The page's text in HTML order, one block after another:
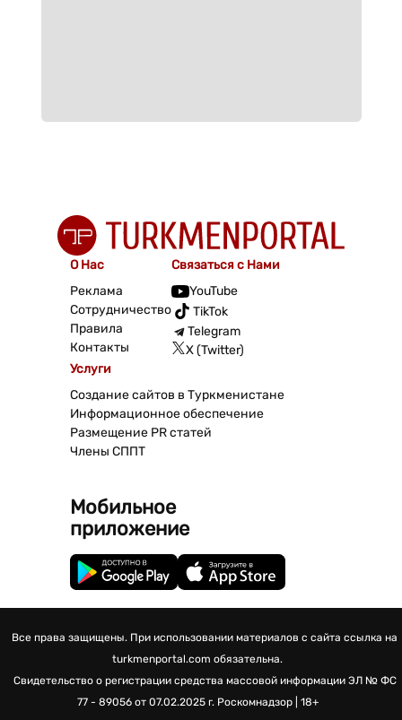
О Нас
Реклама
Сотрудничество
Правила
Контакты
Связаться с Нами
YouTube
TikTok
Telegram
X (Twitter)
Услуги
Создание сайтов в Туркменистане
Информационное обеспечение
Размещение PR статей
Члены СППТ
Мобильное
приложение
Все права защищены. При использовании материалов с сайта ссылка на
turkmenportal.com обязательна.
Свидетельство о регистрации средства массовой информации ЭЛ № ФС
77 - 89056 от 07.02.2025 г. Роскомнадзор | 18+